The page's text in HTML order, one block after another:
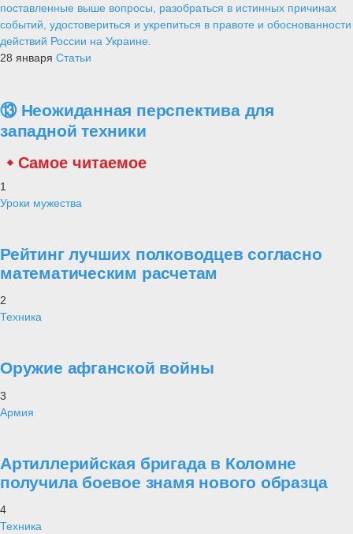
поставленные выше вопросы, разобраться в истинных причинах
событий, удостовериться и укрепиться в правоте и обоснованности
действий России на Украине.
28 января Статьи
⑬ Неожиданная перспектива для
западной техники
Самое читаемое
1
Уроки мужества
Рейтинг лучших полководцев согласно
математическим расчетам
2
Техника
Оружие афганской войны
3
Армия
Артиллерийская бригада в Коломне
получила боевое знамя нового образца
4
Техника